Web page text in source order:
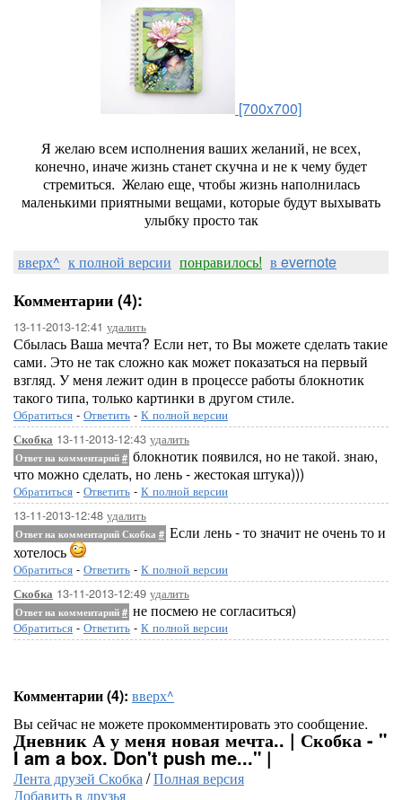
[700x700]
Я желаю всем исполнения ваших желаний, не всех,
конечно, иначе жизнь станет скучна и не к чему будет
стремиться. Желаю еще, чтобы жизнь наполнилась
маленькими приятными вещами, которые будут выхывать
улыбку просто так
вверх^ к полной версии понравилось! в evernote
Комментарии (4):
13-11-2013-12:41 удалить
Сбылась Ваша мечта? Если нет, то Вы можете сделать такие
сами. Это не так сложно как может показаться на первый
взгляд. У меня лежит один в процессе работы блокнотик
такого типа, только картинки в другом стиле.
Обратиться - Ответить - К полной версии
Скобка 13-11-2013-12:43 удалить
Ответ на комментарий # блокнотик появился, но не такой. знаю,
что можно сделать, но лень - жестокая штука)))
Обратиться - Ответить - К полной версии
13-11-2013-12:48 удалить
Ответ на комментарий Скобка # Если лень - то значит не очень то и
хотелось
Обратиться - Ответить - К полной версии
Скобка 13-11-2013-12:49 удалить
Ответ на комментарий # не посмею не согласиться)
Обратиться - Ответить - К полной версии
Комментарии (4): вверх^
Вы сейчас не можете прокомментировать это сообщение.
Дневник А у меня новая мечта.. | Скобка - "
I am a box. Don't push me..." |
Лента друзей Скобка/Полная версия
Добавить в друзья